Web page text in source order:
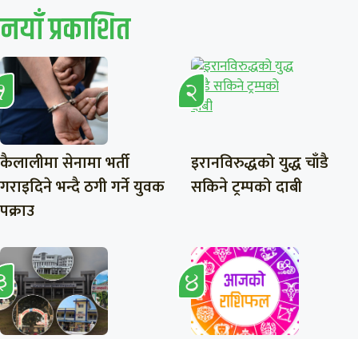
नयाँ प्रकाशित
कैलालीमा सेनामा भर्ती
गराइदिने भन्दै ठगी गर्ने युवक
पक्राउ
इरानविरुद्धको युद्ध चाँडै
सकिने ट्रम्पको दाबी